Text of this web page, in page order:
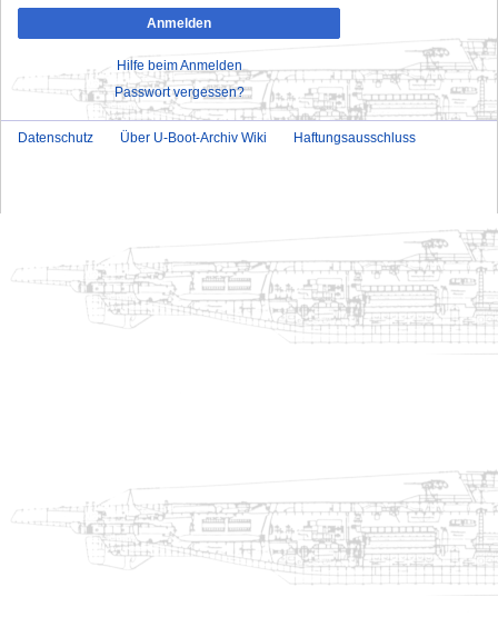
Anmelden
Hilfe beim Anmelden
Passwort vergessen?
Datenschutz Über U-Boot-Archiv Wiki Haftungsausschluss